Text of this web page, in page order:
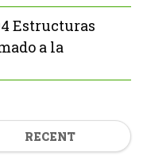
Estructuras
a la
RECENT